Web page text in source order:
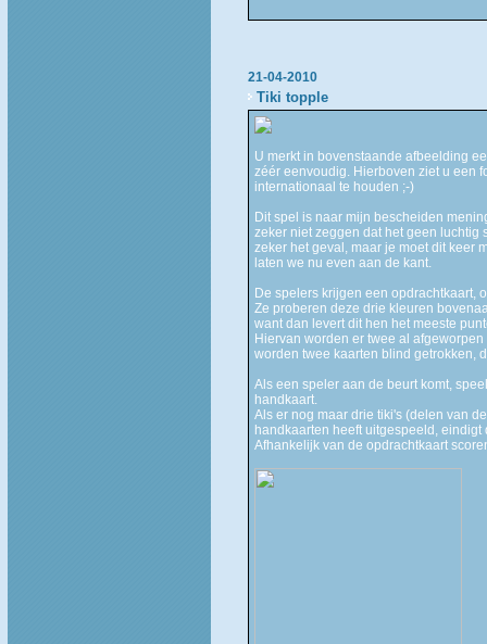
21-04-2010
Tiki topple
U merkt in bovenstaande afbeelding
zéér eenvoudig. Hierboven ziet u een
internationaal te houden ;-)
Dit spel is naar mijn bescheiden
zeker niet zeggen dat het geen luchtig
zeker het geval, maar je moet dit keer
laten we nu even aan de kant.
De spelers krijgen een opdrachtkaart,
Ze proberen deze drie kleuren
want dan levert dit hen het meeste
Hiervan worden er twee al
worden twee kaarten blind getrokken,
Als een speler aan de beurt komt,
handkaart.
Als er nog maar drie tiki's (delen van
handkaarten heeft uitgespeeld, eindigt
Afhankelijk van de opdrachtkaart